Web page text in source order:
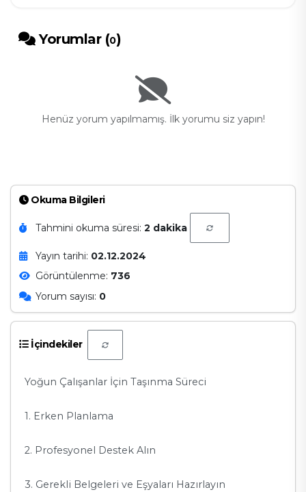
Okuma Bilgileri
Tahmini okuma süresi: 2 dakika
Yayın tarihi: 02.12.2024
Görüntülenme: 736
Yorum sayısı: 0
İçindekiler
Yoğun Çalışanlar İçin Taşınma Süreci
1. Erken Planlama
2. Profesyonel Destek Alın
3. Gerekli Belgeleri ve Eşyaları Hazırlayın
Yorumlar (0)
Henüz yorum yapılmamış. İlk yorumu siz yapın!